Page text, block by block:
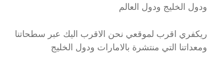
ودول الخليج ودول العالم
ريكفري اقرب لموقعي نحن الاقرب اليك عبر سطحاتنا
ومعداتنا التي منتشرة بالامارات ودول الخليج